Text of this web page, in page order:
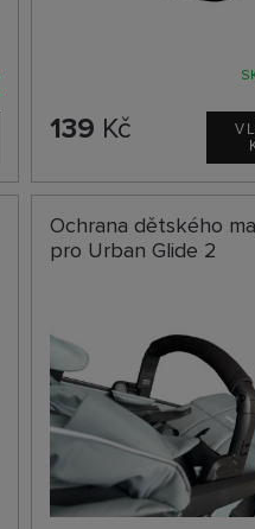
139 Kč
Ochrana dětského
pro Urban Glide 2